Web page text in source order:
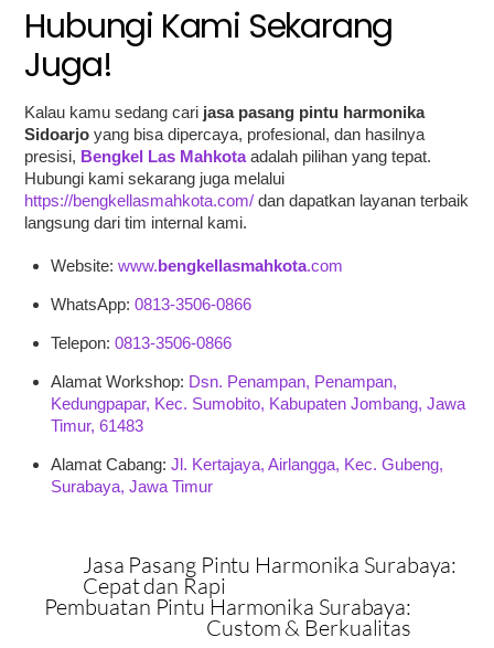
Hubungi Kami Sekarang
Juga!
Kalau kamu sedang cari jasa pasang pintu harmonika
Sidoarjo yang bisa dipercaya, profesional, dan hasilnya
presisi, Bengkel Las Mahkotaadalah pilihan yang tepat.
Hubungi kami sekarang juga melalui
https://bengkellasmahkota.com/ dan dapatkan layanan terbaik
langsung dari tim internal kami.
Website:www.bengkellasmahkota.com
WhatsApp:0813-3506-0866
Telepon:0813-3506-0866
Alamat Workshop: Dsn. Penampan, Penampan,
Kedungpapar, Kec. Sumobito, Kabupaten Jombang, Jawa
Timur, 61483
Alamat Cabang:Jl. Kertajaya, Airlangga, Kec. Gubeng,
Surabaya, Jawa Timur
Jasa Pasang Pintu Harmonika Surabaya:
Cepat dan Rapi
Pembuatan Pintu Harmonika Surabaya:
Custom & Berkualitas